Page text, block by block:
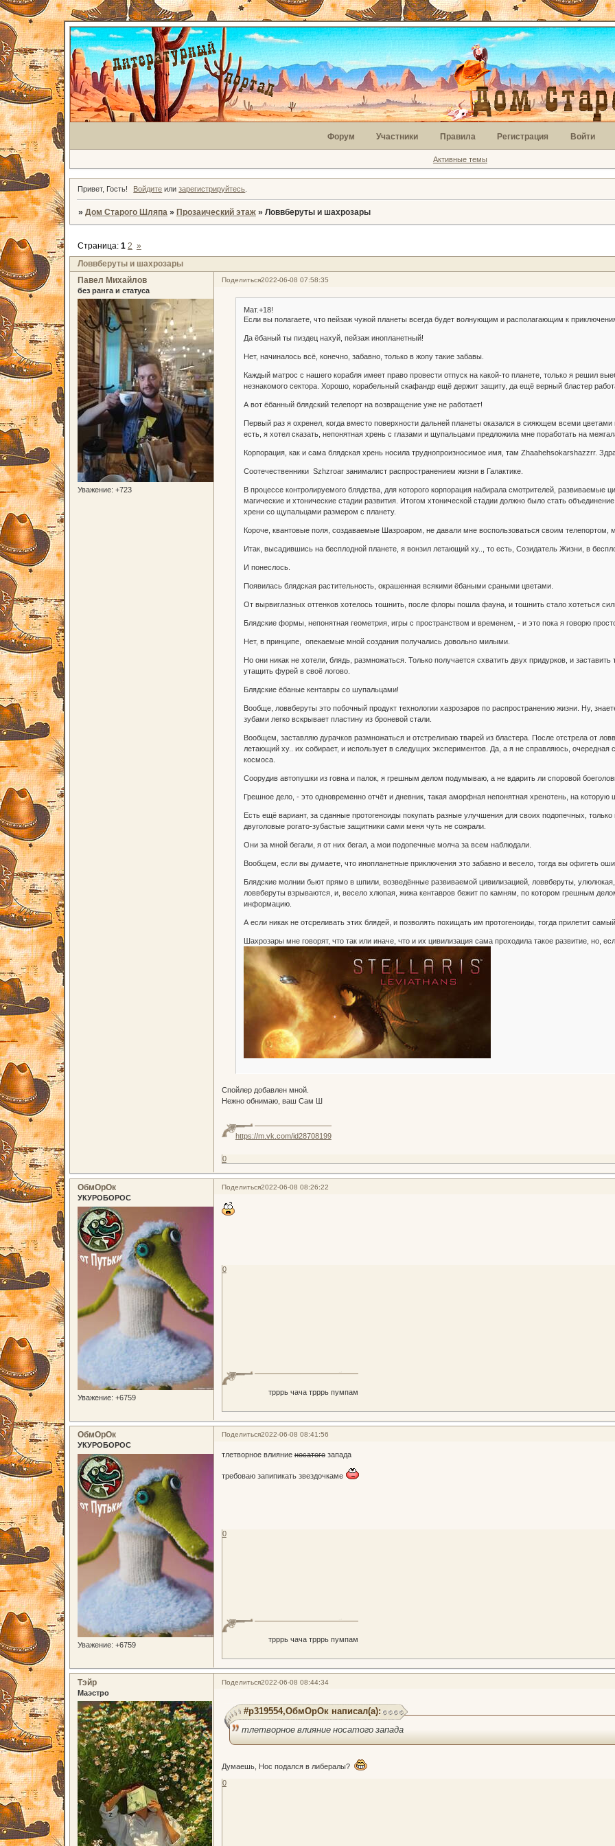
Форум Участники Правила Регистрация Войти
Активные темы
Привет, Гость! Войдите илизарегистрируйтесь
» Дом Старого Шляпа » Прозаический этаж » Ловвберуты и шахрозары
Ловвберуты и шахрозары
Страница: 1 2 »
Поделиться2022-06-08 07:58:35
Павел Михайлов
без ранга и статуса
Уважение: +723
Мат.+18!
Если вы полагаете, что пейзаж чужой планеты всегда будет волнующим и располагающим к
Да ёбаный ты пиздец нахуй, пейзаж инопланетный!
Нет, начиналось всё, конечно, забавно, только в жопу такие забавы.
Каждый матрос с нашего корабля имеет право провести отпуск на какой-то планете, только я решил
незнакомого сектора. Хорошо, корабельный скафандр ещё держит защиту, да ещё верный бластер
А вот ёбанный блядский телепорт на возвращение уже не работает!
Первый раз я охренел, когда вместо поверхности дальней планеты оказался в сияющем всеми
есть, я хотел сказать, непонятная хрень с глазами и щупальцами предложила мне поработать на
Корпорация, как и сама блядская хрень носила труднопроизносимое имя, там Zhaahehsokarshazzrr.
Соотечественники Szhzroar занималист распространением жизни в Галактике.
В процессе контролируемого блядства, для которого корпорация набирала смотрителей, развиваемые
магические и хтонические стадии развития. Итогом хтонической стадии должно было стать
хрени со щупальцами размером с планету.
Короче, квантовые поля, создаваемые Шазроаром, не давали мне воспользоваться своим телепортом,
Итак, высадившись на бесплодной планете, я вонзил летающий ху.., то есть, Созидатель Жизни, в
И понеслось.
Появилась блядская растительность, окрашенная всякими ёбаными сраными цветами.
От вырвиглазных оттенков хотелось тошнить, после флоры пошла фауна, и тошнить стало хотеться
Блядские формы, непонятная геометрия, игры с пространством и временем, - и это пока я говорю
Нет, в принципе, опекаемые мной создания получались довольно милыми.
Но они никак не хотели, блядь, размножаться. Только получается схватить двух придурков, и
утащить фурей в своё логово.
Блядские ёбаные кентавры со шупальцами!
Вообще, ловвберуты это побочный продукт технологии хазрозаров по распространению жизни. Ну,
зубами легко вскрывает пластину из броневой стали.
Вообщем, заставляю дурачков размножаться и отстреливаю тварей из бластера. После отстрела от
летающий ху.. их собирает, и использует в следущих экспериментов. Да, а я не справляюсь, очередная
космоса.
Соорудив автопушки из говна и палок, я грешным делом подумываю, а не вдарить ли споровой
Грешное дело, - это одновременно отчёт и дневник, такая аморфная непонятная хренотень, на
Есть ещё вариант, за сданные протогеноиды покупать разные улучшения для своих подопечных,
двуголовые рогато-зубастые защитники сами меня чуть не сожрали.
Они за мной бегали, я от них бегал, а мои подопечные молча за всем наблюдали.
Вообщем, если вы думаете, что инопланетные приключения это забавно и весело, тогда вы офигеть
Блядские молнии бьют прямо в шпили, возведённые развиваемой цивилизацией, ловвберуты,
ловвберуты взрываются, и, весело хлюпая, жижа кентавров бежит по камням, по котором грешным
информацию.
А если никак не отсреливать этих блядей, и позволять похищать им протогеноиды, тогда прилетит
Шахрозары мне говорят, что так или иначе, что и их цивилизация сама проходила такое развитие, но,
Спойлер добавлен мной.
Нежно обнимаю, ваш Сам Ш
https://m.vk.com/id28708199
0
Поделиться2022-06-08 08:26:22
ОбмОрОк
УКУРОБОРОС
Уважение: +6759
трррь чача трррь пумпам
0
Поделиться2022-06-08 08:41:56
ОбмОрОк
УКУРОБОРОС
Уважение: +6759
тлетворное влияниеносатогозапада
требоваю запипикать звездочкаме
трррь чача трррь пумпам
0
Поделиться2022-06-08 08:44:34
Тэйр
Маэстро
#p319554,ОбмОрОк написал(а):
тлетворное влияние носатого запада
Думаешь, Нос подался в либералы?
0